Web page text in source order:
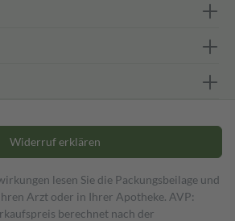
Widerruf erklären
lesen Sie die Packungsbeilage und
Arzt oder in Ihrer Apotheke. AVP:
berechnet nach der